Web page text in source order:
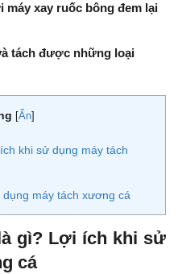
xay ruốc bông đem lại
tách được những loại
[Ẩn]
khi sử dụng máy tách
máy tách xương cá
gì? Lợi ích khi sử
cá